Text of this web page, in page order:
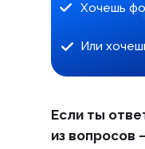
Если ты
из вопросов
Или
Хочешь